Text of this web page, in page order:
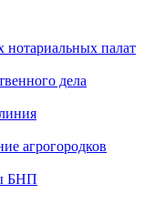
нотариальных палат
дела
агрогородков
БНП